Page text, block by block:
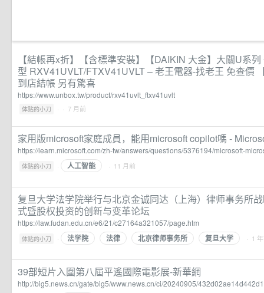
【結帳再x折】【含標準安裝】【DAIKIN 大金】大關U系
型 RXV41UVLT/FTXV41UVLT – 老王電器-找老王 免查價
到店結帳 另有驚喜
https://www.unbox.tw/product/rxv41uvlt_ftxv41uvlt
体贴的小刀 · · 7 月前
家用版microsoft家庭成員，能用microsoft copilot嗎 -
https://learn.microsoft.com/zh-tw/answers/questions/5376194/microsoft-
体贴的小刀 · 人工智能 · 11 月前
复旦大学法学院举行与北京金诚同达（上海）律师事务所
式暨股权投资的创新与变革论坛
https://law.fudan.edu.cn/e6/21/c27164a321057/page.htm
体贴的小刀 · 法学院 法律 北京律师事务所 复旦大学 · 1
39部短片入圍第八屆平遙國際電影展-新華網
http://big5.news.cn/gate/big5/www.news.cn/ci/20240905/